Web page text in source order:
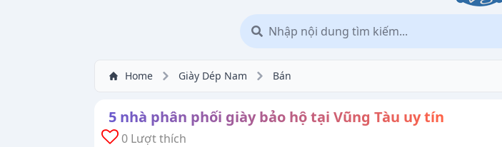
Home Giày Dép Nam Bán
5 nhà phân phối giày bảo hộ tại Vũng Tàu uy tín
0 Lượt thích